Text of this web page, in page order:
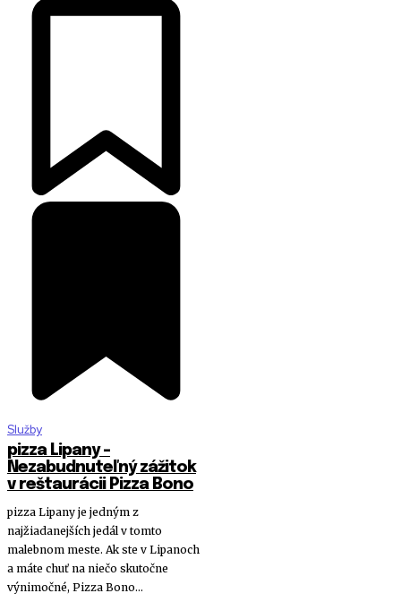
Služby
pizza Lipany –
Nezabudnuteľný zážitok
v reštaurácii Pizza Bono
pizza Lipany je jedným z
najžiadanejších jedál v tomto
malebnom meste. Ak ste v Lipanoch
a máte chuť na niečo skutočne
výnimočné, Pizza Bono...